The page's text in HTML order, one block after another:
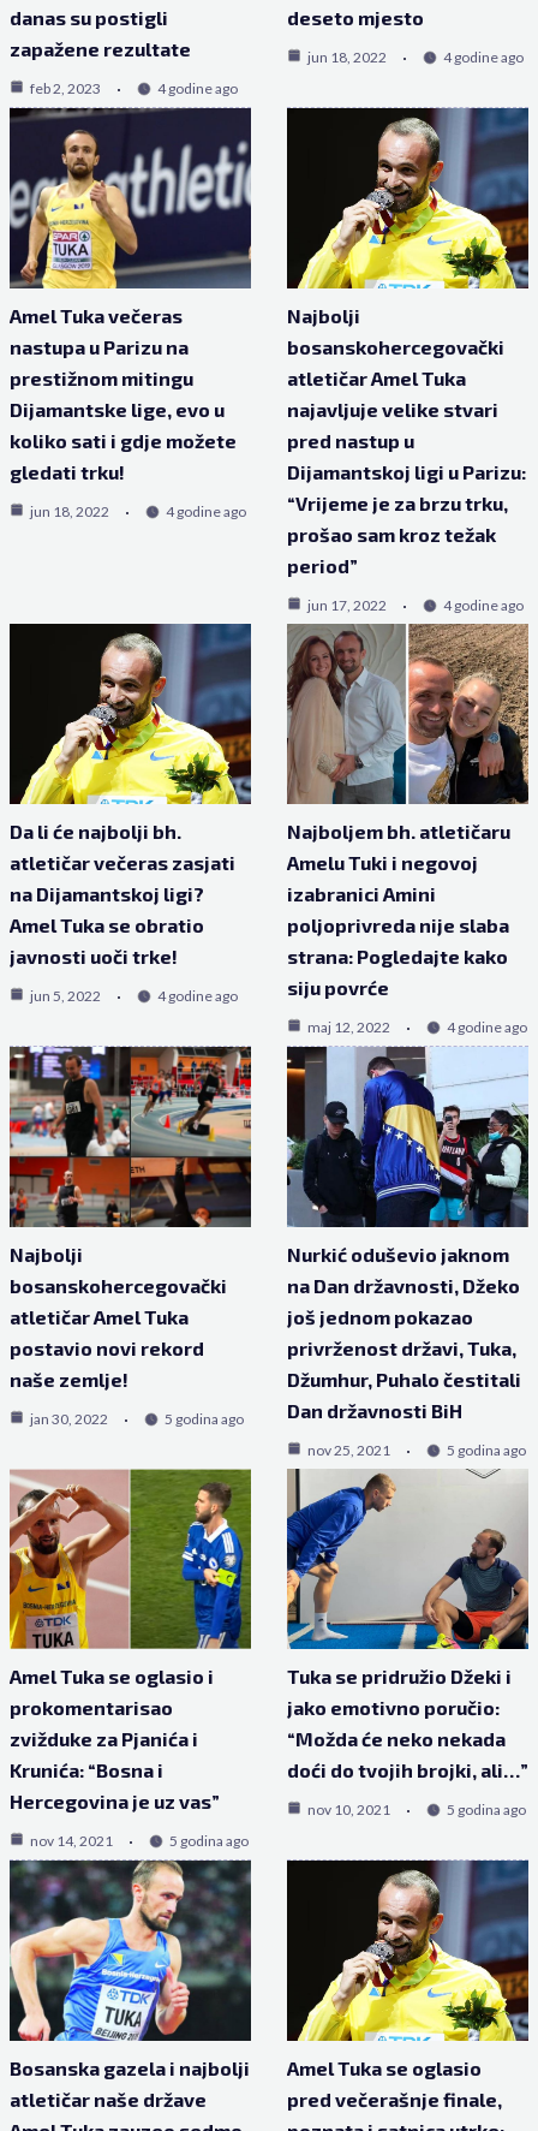
danas su postigli
zapažene rezultate
feb 2, 2023 4 godine ago
deseto mjesto
jun 18, 2022 4 godine ago
Amel Tuka večeras
nastupa u Parizu na
prestižnom mitingu
Dijamantske lige, evo u
koliko sati i gdje možete
gledati trku!
jun 18, 2022 4 godine ago
Najbolji
bosanskohercegovački
atletičar Amel Tuka
najavljuje velike stvari
pred nastup u
Dijamantskoj ligi u Parizu:
“Vrijeme je za brzu trku,
prošao sam kroz težak
period”
jun 17, 2022 4 godine ago
Da li će najbolji bh.
atletičar večeras zasjati
na Dijamantskoj ligi?
Amel Tuka se obratio
javnosti uoči trke!
jun 5, 2022 4 godine ago
Najboljem bh. atletičaru
Amelu Tuki i negovoj
izabranici Amini
poljoprivreda nije slaba
strana: Pogledajte kako
siju povrće
maj 12, 2022 4 godine ago
Najbolji
bosanskohercegovački
atletičar Amel Tuka
postavio novi rekord
naše zemlje!
jan 30, 2022 5 godina ago
Nurkić oduševio jaknom
na Dan državnosti, Džeko
još jednom pokazao
privrženost državi, Tuka,
Džumhur, Puhalo čestitali
Dan državnosti BiH
nov 25, 2021 5 godina ago
Amel Tuka se oglasio i
prokomentarisao
zvižduke za Pjanića i
Krunića: “Bosna i
Hercegovina je uz vas”
nov 14, 2021 5 godina ago
Tuka se pridružio Džeki i
jako emotivno poručio:
“Možda će neko nekada
doći do tvojih brojki, ali…”
nov 10, 2021 5 godina ago
Bosanska gazela i najbolji
atletičar naše države
Amel Tuka se oglasio
pred večerašnje finale,